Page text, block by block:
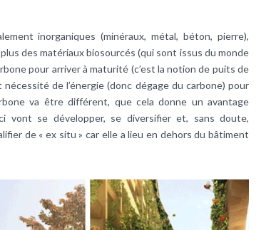
inorganiques (minéraux, métal, béton, pierre),
des matériaux biosourcés (qui sont issus du monde
pour arriver à maturité (c’est la notion de puits de
de l’énergie (donc dégage du carbone) pour
va être différent, que cela donne un avantage
vont se développer, se diversifier et, sans doute,
de « ex situ » car elle a lieu en dehors du bâtiment